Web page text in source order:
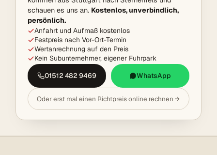
schauen es uns an. Kostenlos, unverbindlich,
persönlich.
Anfahrt und Aufmaß kostenlos
Festpreis nach Vor-Ort-Termin
Wertanrechnung auf den Preis
Kein Subunternehmer, eigener Fuhrpark
01512 482 9469
WhatsApp
Oder erst mal einen Richtpreis online rechnen